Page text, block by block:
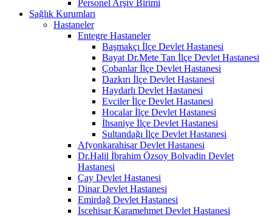
Personel Arşiv Birimi
Sağlık Kurumları
Hastaneler
Entegre Hastaneler
Başmakçı İlçe Devlet Hastanesi
Bayat Dr.Mete Tan İlçe Devlet Hastanesi
Çobanlar İlçe Devlet Hastanesi
Dazkırı İlçe Devlet Hastanesi
Haydarlı Devlet Hastanesi
Evciler İlçe Devlet Hastanesi
Hocalar İlçe Devlet Hastanesi
İhsaniye İlçe Devlet Hastanesi
Sultandağı İlçe Devlet Hastanesi
Afyonkarahisar Devlet Hastanesi
Dr.Halil İbrahim Özsoy Bolvadin Devlet
Hastanesi
Çay Devlet Hastanesi
Dinar Devlet Hastanesi
Emirdağ Devlet Hastanesi
İscehisar Karamehmet Devlet Hastanesi